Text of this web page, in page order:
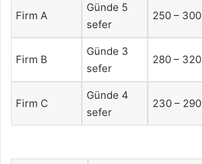
Firm A
Günde 5
sefer
250 – 300
Firm B
Günde 3
sefer
280 – 320
Firm C
Günde 4
sefer
230 – 290